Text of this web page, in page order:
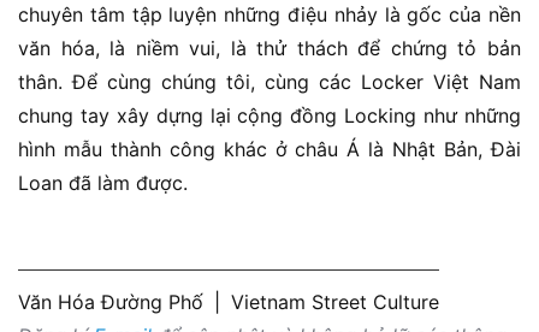
chuyên tâm tập luyện những điệu nhảy là gốc của nền
văn hóa, là niềm vui, là thử thách để chứng tỏ bản
thân. Để cùng chúng tôi, cùng các Locker Việt Nam
chung tay xây dựng lại cộng đồng Locking như những
hình mẫu thành công khác ở châu Á là Nhật Bản, Đài
Loan đã làm được.
Văn Hóa Đường Phố
Vietnam Street Culture